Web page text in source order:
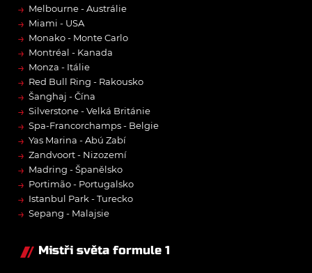
→ Melbourne - Austrálie
→ Miami - USA
→ Monako - Monte Carlo
→ Montréal - Kanada
→ Monza - Itálie
→ Red Bull Ring - Rakousko
→ Šanghaj - Čína
→ Silverstone - Velká Británie
→ Spa-Francorchamps - Belgie
→ Yas Marina - Abú Zabí
→ Zandvoort - Nizozemí
→ Madring - Španělsko
→ Portimão - Portugalsko
→ Istanbul Park - Turecko
→ Sepang - Malajsie
Mistři světa formule 1